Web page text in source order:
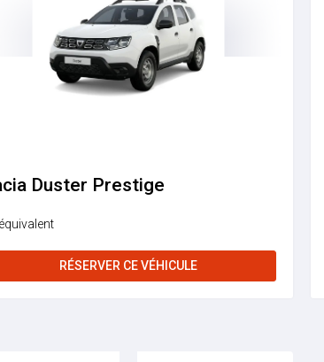
Duster Prestige
RÉSERVER CE VÉHICULE